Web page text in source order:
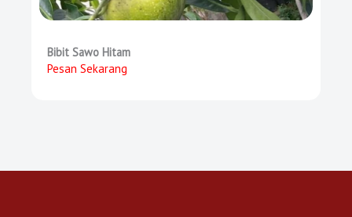
Bibit Sawo Hitam
Pesan Sekarang